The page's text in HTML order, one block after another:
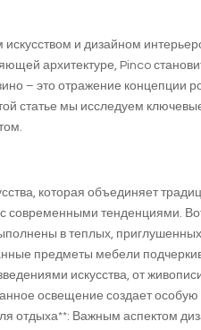
и дизайном
архитектуре, Pinco
– это отражение концепции
статье мы исследуем
которая объединяет
современными тенденциями.
в теплых, приглушенных
предметы мебели
искусства, от
освещение создает особую
отдыха**: Важным аспектом